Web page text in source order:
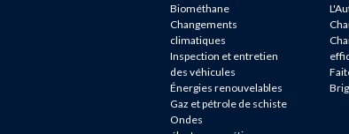
Biométhane
Changements
climatiques
Inspection et entretien
des véhicules
Énergies renouvelables
Gaz et pétrole de schiste
Ondes